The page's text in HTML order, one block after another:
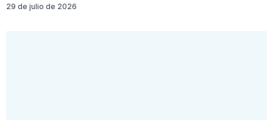
29 de julio de 2026